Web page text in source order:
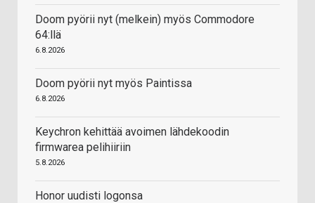
Doom pyörii nyt (melkein) myös Commodore
64:llä
6.8.2026
Doom pyörii nyt myös Paintissa
6.8.2026
Keychron kehittää avoimen lähdekoodin
firmwarea pelihiiriin
5.8.2026
Honor uudisti logonsa